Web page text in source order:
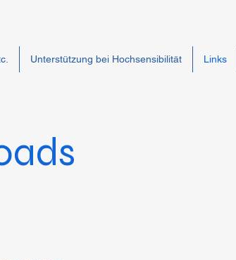
Unterstützung bei Hochsensibilität Links